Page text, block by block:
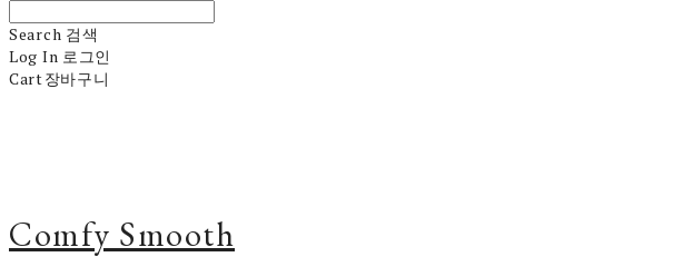
Search 검색
Log In 로그인
Cart장바구니
Comfy Smooth